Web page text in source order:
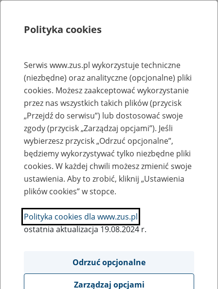
Rejestry, ewidencje i archiwa
Baza zlikwidowanych lub
przekształconych zakładów pracy
Nazwa zakładu pracy:
SZUKAJ
Ukryj wszystkie pozycje bazy
Polityka cookies
Serwis www.zus.pl wykorzystuje techniczne
(niezbędne) oraz analityczne (opcjonalne) pliki
cookies. Możesz zaakceptować wykorzystanie
przez nas wszystkich takich plików (przycisk
„Przejdź do serwisu”) lub dostosować swoje
zgody (przycisk „Zarządzaj opcjami”). Jeśli
wybierzesz przycisk „Odrzuć opcjonalne”,
będziemy wykorzystywać tylko niezbędne pliki
cookies. W każdej chwili możesz zmienić swoje
ustawienia. Aby to zrobić, kliknij „Ustawienia
plików cookies” w stopce.
Polityka cookies dla www.zus.pl
ostatnia aktualizacja 19.08.2024 r.
Odrzuć opcjonalne
Zarządzaj opcjami